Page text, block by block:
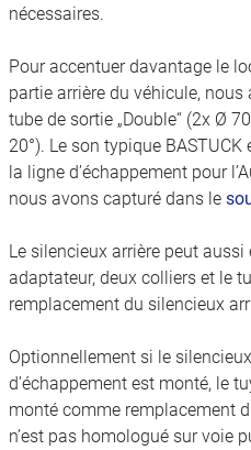
nécessaires.
Pour accentuer davantage le
partie arrière du véhicule,
tube de sortie „Double“ (2x Ø
20°). Le son typique
la ligne d’échappement pour
nous avons capturé dans le
Le silencieux arrière peut
adaptateur, deux colliers et le
remplacement du silencieux
Optionnellement si le
d’échappement est monté, le
monté comme remplacement
n’est pas homologué sur voie